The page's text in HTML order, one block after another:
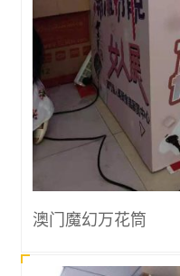
澳门魔幻万花筒